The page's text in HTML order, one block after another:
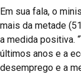
Em sua fala, o
mais da metade
a medida positiva.
últimos anos e a
desemprego e a